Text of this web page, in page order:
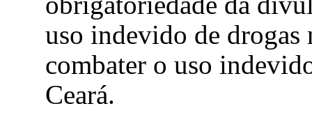
uso indevido de drogas
combater o uso
Ceará.